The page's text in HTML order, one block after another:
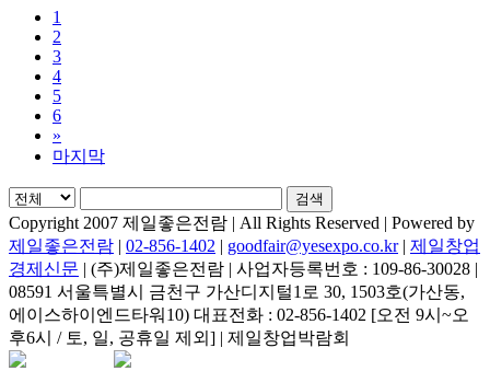
1
2
3
4
5
6
»
마지막
검색
Copyright 2007 제일좋은전람 | All Rights Reserved | Powered by
제일좋은전람 | 02-856-1402 | goodfair@yesexpo.co.kr| 제일창업
경제신문 | (주)제일좋은전람 | 사업자등록번호 : 109-86-30028 |
08591 서울특별시 금천구 가산디지털1로 30, 1503호(가산동,
에이스하이엔드타워10) 대표전화 : 02-856-1402 [오전 9시~오
후6시 / 토, 일, 공휴일 제외] | 제일창업박람회
카
네